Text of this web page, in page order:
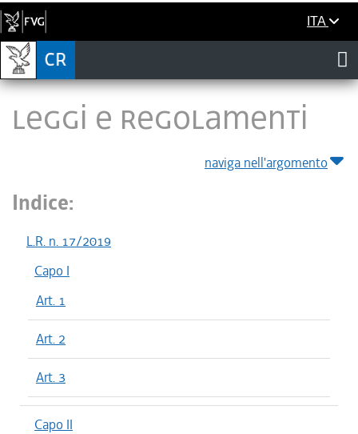
ITA
LEGGI E REGOLAMENTI
naviga nell'argomento
Indice:
L.R. n. 17/2019
Capo I
Art. 1
Art. 2
Art. 3
Capo II